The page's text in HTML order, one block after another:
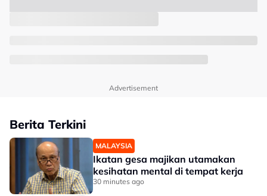
Advertisement
Berita Terkini
MALAYSIA
Ikatan gesa majikan utamakan
kesihatan mental di tempat kerja
30 minutes ago